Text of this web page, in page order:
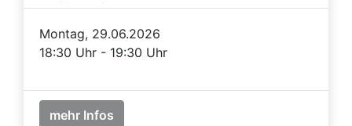
Montag, 29.06.2026
18:30 Uhr - 19:30 Uhr
mehr Infos